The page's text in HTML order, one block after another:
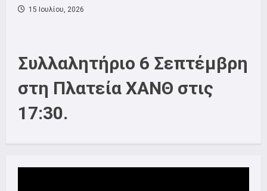
15 Ιουλίου, 2026
Συλλαλητήριο 6 Σεπτέμβρη
στη Πλατεία ΧΑΝΘ στις
17:30.